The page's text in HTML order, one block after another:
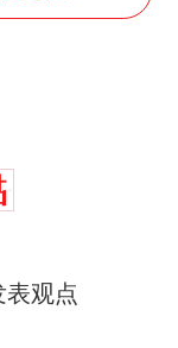
观点
”改写了